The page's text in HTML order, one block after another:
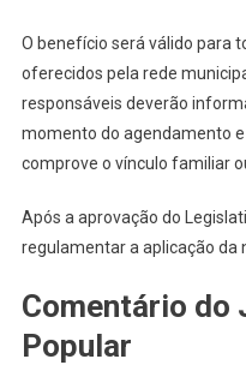
O benefício será válido para
oferecidos pela rede
responsáveis deverão
momento do agendamento
comprove o vínculo familiar
Após a aprovação do
regulamentar a aplicação da
Comentário do
Popular